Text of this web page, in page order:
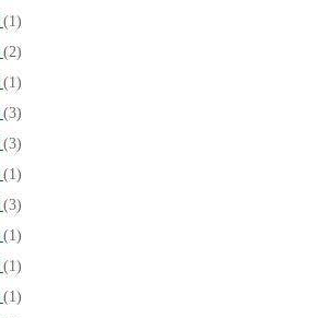
(1)
(2)
(1)
(3)
(3)
(1)
(3)
(1)
(1)
(1)